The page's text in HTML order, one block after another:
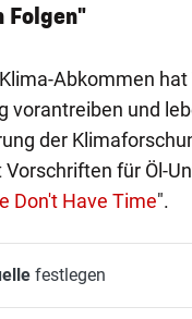
Folgen"
Abkommen
vorantreiben und
der
für Öl-
Don't Have Time".
festlegen